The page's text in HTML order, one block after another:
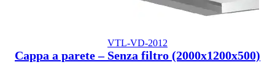
VTL-VD-2012
Cappa a parete – Senza filtro (2000x1200x500)